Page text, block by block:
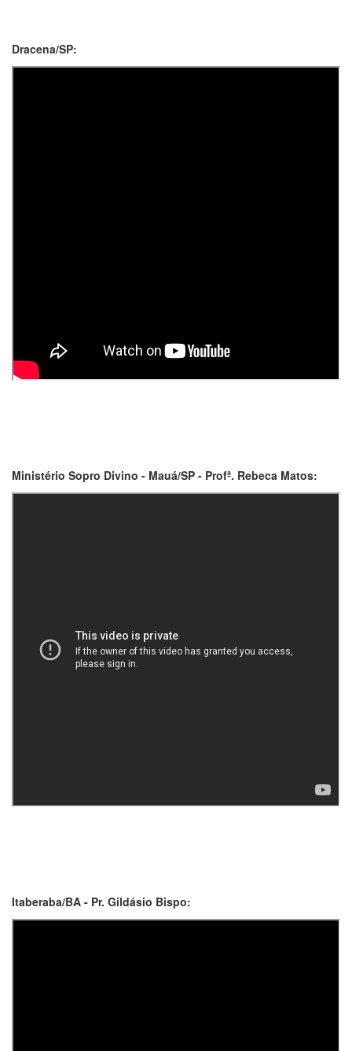
Dracena/SP:
Ministério Sopro Divino - Mauá/SP - Profª. Rebeca Matos:
Itaberaba/BA - Pr. Gildásio Bispo: